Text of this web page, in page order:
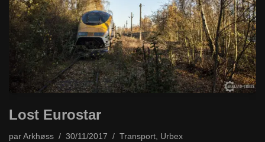
Lost Eurostar
par Arkhøss 30/11/2017 Transport, Urbex